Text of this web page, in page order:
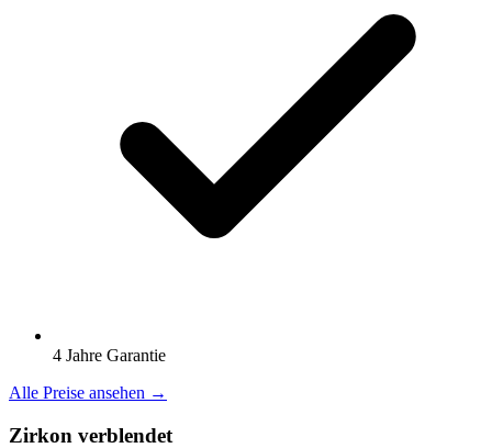
4 Jahre Garantie
Alle Preise ansehen →
Zirkon verblendet